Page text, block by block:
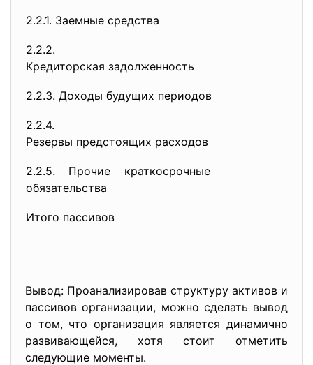
2.2.1. Заемные средства
2.2.2.
Кредиторская задолженность
2.2.3. Доходы будущих периодов
2.2.4.
Резервы предстоящих расходов
2.2.5. Прочие краткосрочные
обязательства
Итого пассивов
Вывод: Проанализировав структуру активов и
пассивов организации, можно сделать вывод
о том, что организация является динамично
развивающейся, хотя стоит отметить
следующие моменты.